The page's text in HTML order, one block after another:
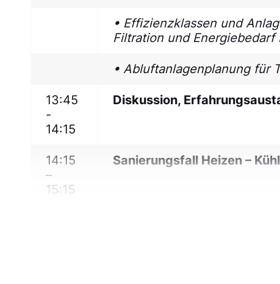
• Effizienzklassen und
Filtration und
• Abluftanlagenplanung für
13:45
-
14:15
Diskussion,
14:15
–
15:15
Sanierungsfall Heizen –